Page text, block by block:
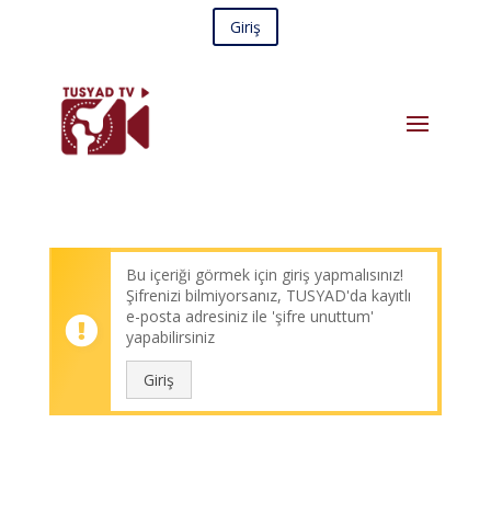
Giriş
Bu içeriği görmek için giriş yapmalısınız!
Şifrenizi bilmiyorsanız, TUSYAD'da kayıtlı
e-posta adresiniz ile 'şifre unuttum'
yapabilirsiniz
Giriş